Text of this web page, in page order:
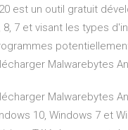
est un outil gratuit
8, 7 et visant les types
Malwarebytes
Malwarebytes
10, Windows 7 et